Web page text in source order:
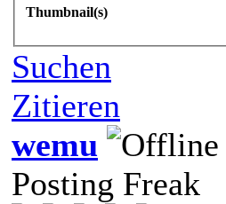
Thumbnail(s)
Suchen
Zitieren
wemu
Posting Freak